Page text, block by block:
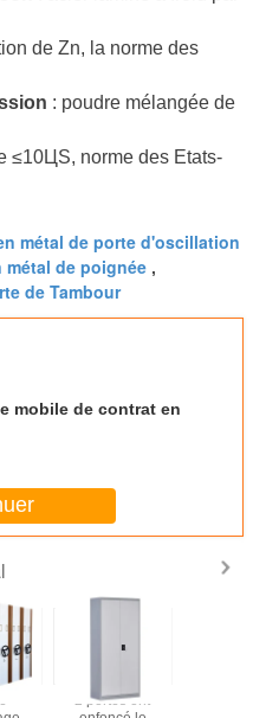
de Zn, la norme des
: poudre mélangée de
≤10ЦS, norme des Etats-
métal de porte d'oscillation
métal de poignée ,
de Tambour
mobile de contrat en
2 portes ont